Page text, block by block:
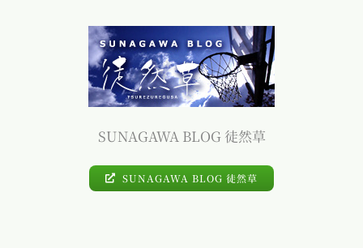
SUNAGAWA BLOG 徒然草
SUNAGAWA BLOG 徒然草